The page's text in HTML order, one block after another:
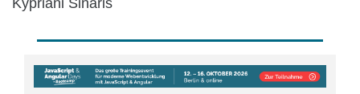
Kypriani Sinaris